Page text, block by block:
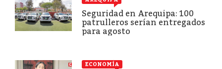
Seguridad en Arequipa: 100
patrulleros serían entregados
para agosto
ECONOMÍA